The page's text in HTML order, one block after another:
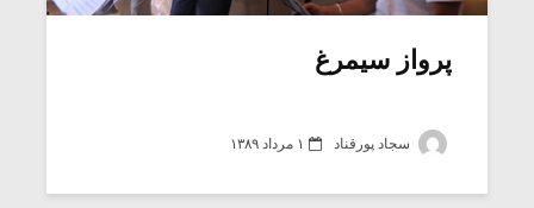
پرواز سیمرغ
سجاد پورقناد ۱ مرداد ۱۳۸۹